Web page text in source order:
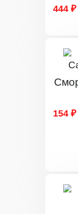
444 ₽
154 ₽